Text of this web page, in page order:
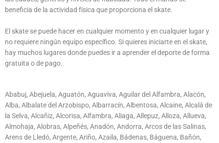
beneficia de la actividad física que proporciona el skate.
El skate se puede hacer en cualquier momento y en cualquier lugar y
no requiere ningún equipo específico. Si quieres iniciarte en el skate,
hay muchos lugares donde puedes ir a aprender el deporte de forma
gratuita o de pago.
Ababuj, Abejuela, Aguatón, Aguaviva, Aguilar del Alfambra, Alacón,
Alba, Albalate del Arzobispo, Albarracín, Albentosa, Alcaine, Alcalá de
la Selva, Alcañiz, Alcorisa, Alfambra, Aliaga, Allepuz, Alloza, Allueva,
Almohaja, Alobras, Alpeñés, Anadón, Andorra, Arcos de las Salinas,
Arens de Lledó, Argente, Ariño, Azaila, Bádenas, Báguena, Bañón,